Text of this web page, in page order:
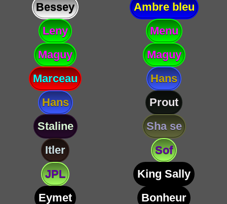
Bessey
Ambre bleu
Leny
Menu
Maguy
Maguy
Marceau
Hans
Hans
Prout
Staline
Sha se
Itler
Sof
JPL
King Sally
Eymet
Bonheur